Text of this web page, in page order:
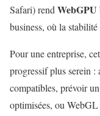
Safari) rendWebGPU
business, où la
Pour une entreprise,
progressif plus serein :
compatibles, prévoir
optimisées, ou